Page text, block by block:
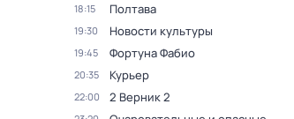
18:15 Полтава
19:30 Новости культуры
19:45 Фортуна Фабио
20:35 Курьер
22:00 2 Верник 2